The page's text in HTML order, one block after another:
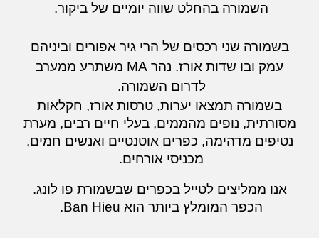
השמורה בהחלט שווה יומיים של ביקור.
בשמורה שני רכסים של הרי גיר אפורים וביניהם
עמק ובו שדות אורז. נהר MA משתרע ממערב
לדרום השמורה.
בשמורה תמצאו יערות, טרסות אורז, חקלאות
מסורתית, נופים מהממים, בעלי חיים רבים, מערת
נטיפים מדהימה, כפרים אוטנטיים ואנשים חמים,
מכניסי אורחים.
אנו ממליצים לטייל בכפרים שבשמורת פו לונג.
הכפר המומלץ ביותר הוא Ban Hieu.